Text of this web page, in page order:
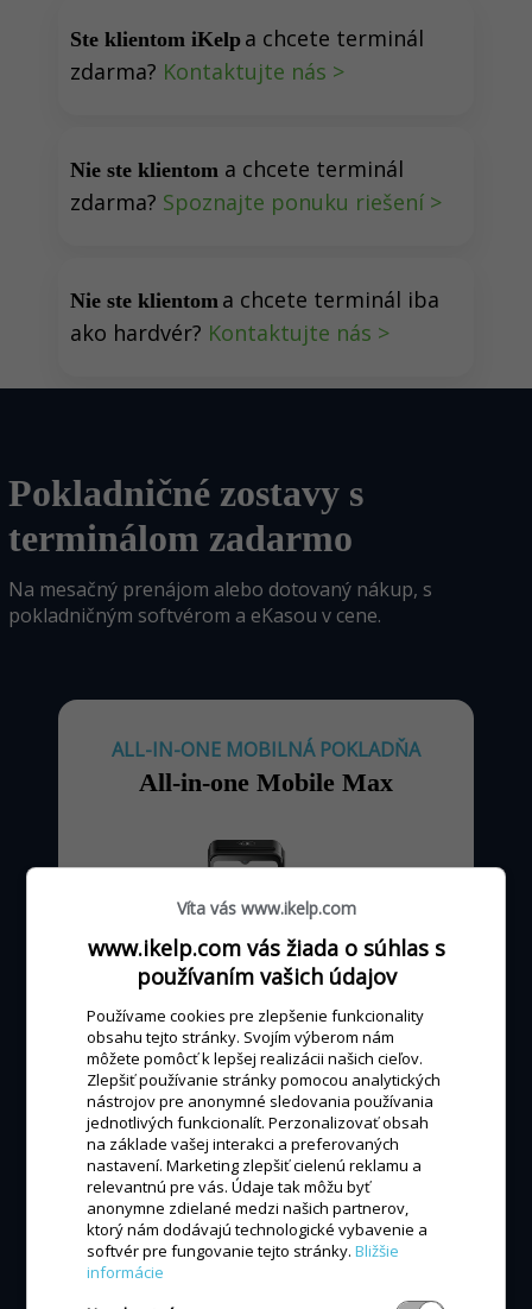
Ste klientom iKelp a chcete terminál
zdarma? Kontaktujte nás >
Nie ste klientom a chcete terminál
zdarma? Spoznajte ponuku riešení >
Nie ste klientom a chcete terminál iba
ako hardvér? Kontaktujte nás >
Pokladničné zostavy s
terminálom zadarmo
Na mesačný prenájom alebo dotovaný nákup, s
pokladničným softvérom a eKasou v cene.
ALL-IN-ONE MOBILNÁ POKLADŇA
All-in-one Mobile Max
od 0 - 24 € mesačne
podľa výšky obratu kartou
MÁM ZÁUJEM
Víta vás www.ikelp.com
www.ikelp.com vás žiada o súhlas s
používaním vašich údajov
Používame cookies pre zlepšenie funkcionality
obsahu tejto stránky. Svojím výberom nám
môžete pomôcť k lepšej realizácii našich cieľov.
Zlepšiť používanie stránky pomocou analytických
nástrojov pre anonymné sledovania používania
jednotlivých funkcionalít. Perzonalizovať obsah
na základe vašej interakci a preferovaných
nastavení. Marketing zlepšiť cielenú reklamu a
relevantnú pre vás. Údaje tak môžu byť
anonymne zdielané medzi našich partnerov,
ktorý nám dodávajú technologické vybavenie a
softvér pre fungovanie tejto stránky.Bližšie
informácie